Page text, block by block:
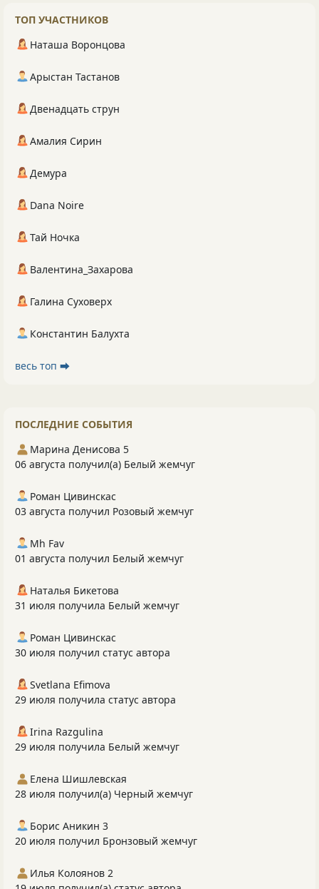
ТОП УЧАСТНИКОВ
Наташа Воронцова
Арыстан Тастанов
Двенадцать струн
Амалия Сирин
Демура
Dana Noire
Тай Ночка
Валентина_Захарова
Галина Суховерх
Константин Балухта
весь топ ⮕
ПОСЛЕДНИЕ СОБЫТИЯ
Марина Денисова 5
06 августа получил(а) Белый жемчуг
Роман Цивинскас
03 августа получил Розовый жемчуг
Mh Fav
01 августа получил Белый жемчуг
Наталья Бикетова
31 июля получила Белый жемчуг
Роман Цивинскас
30 июля получил статус автора
Svetlana Efimova
29 июля получила статус автора
Irina Razgulina
29 июля получила Белый жемчуг
Елена Шишлевская
28 июля получил(а) Черный жемчуг
Борис Аникин 3
20 июля получил Бронзовый жемчуг
Илья Колоянов 2